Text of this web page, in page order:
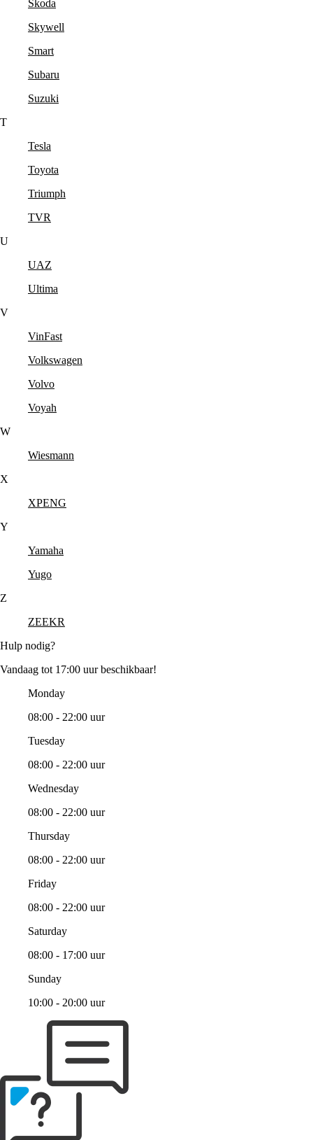
Skoda
Skywell
Smart
Subaru
Suzuki
T
Tesla
Toyota
Triumph
TVR
U
UAZ
Ultima
V
VinFast
Volkswagen
Volvo
Voyah
W
Wiesmann
X
XPENG
Y
Yamaha
Yugo
Z
ZEEKR
Hulp nodig?
Vandaag tot 17:00 uur beschikbaar!
Monday
08:00 - 22:00 uur
Tuesday
08:00 - 22:00 uur
Wednesday
08:00 - 22:00 uur
Thursday
08:00 - 22:00 uur
Friday
08:00 - 22:00 uur
Saturday
08:00 - 17:00 uur
Sunday
10:00 - 20:00 uur